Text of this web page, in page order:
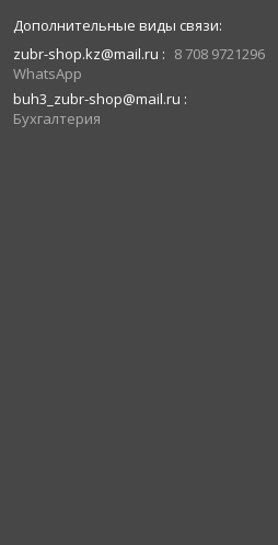
zubr-shop.kz@mail.ru
8 708 9721296
WhatsApp
buh3_zubr-shop@mail.ru
Бухгалтерия